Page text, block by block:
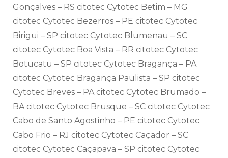
Gonçalves – RS citotec Cytotec Betim – MG
citotec Cytotec Bezerros – PE citotec Cytotec
Birigui – SP citotec Cytotec Blumenau – SC
citotec Cytotec Boa Vista – RR citotec Cytotec
Botucatu – SP citotec Cytotec Bragança – PA
citotec Cytotec Bragança Paulista – SP citotec
Cytotec Breves – PA citotec Cytotec Brumado –
BA citotec Cytotec Brusque – SC citotec Cytotec
Cabo de Santo Agostinho – PE citotec Cytotec
Cabo Frio – RJ citotec Cytotec Caçador – SC
citotec Cytotec Caçapava – SP citotec Cytotec